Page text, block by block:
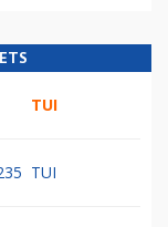
TUI
TUI